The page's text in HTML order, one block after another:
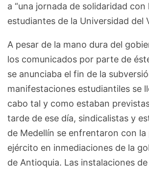
a “una jornada de solidaridad con
estudiantes de la Universidad del
A pesar de la mano dura del
los comunicados por parte de
se anunciaba el fin de la
manifestaciones estudiantiles se
cabo tal y como estaban
tarde de ese día, sindicalistas y
de Medellín se enfrentaron con la
ejército en inmediaciones de la
de Antioquia. Las instalaciones